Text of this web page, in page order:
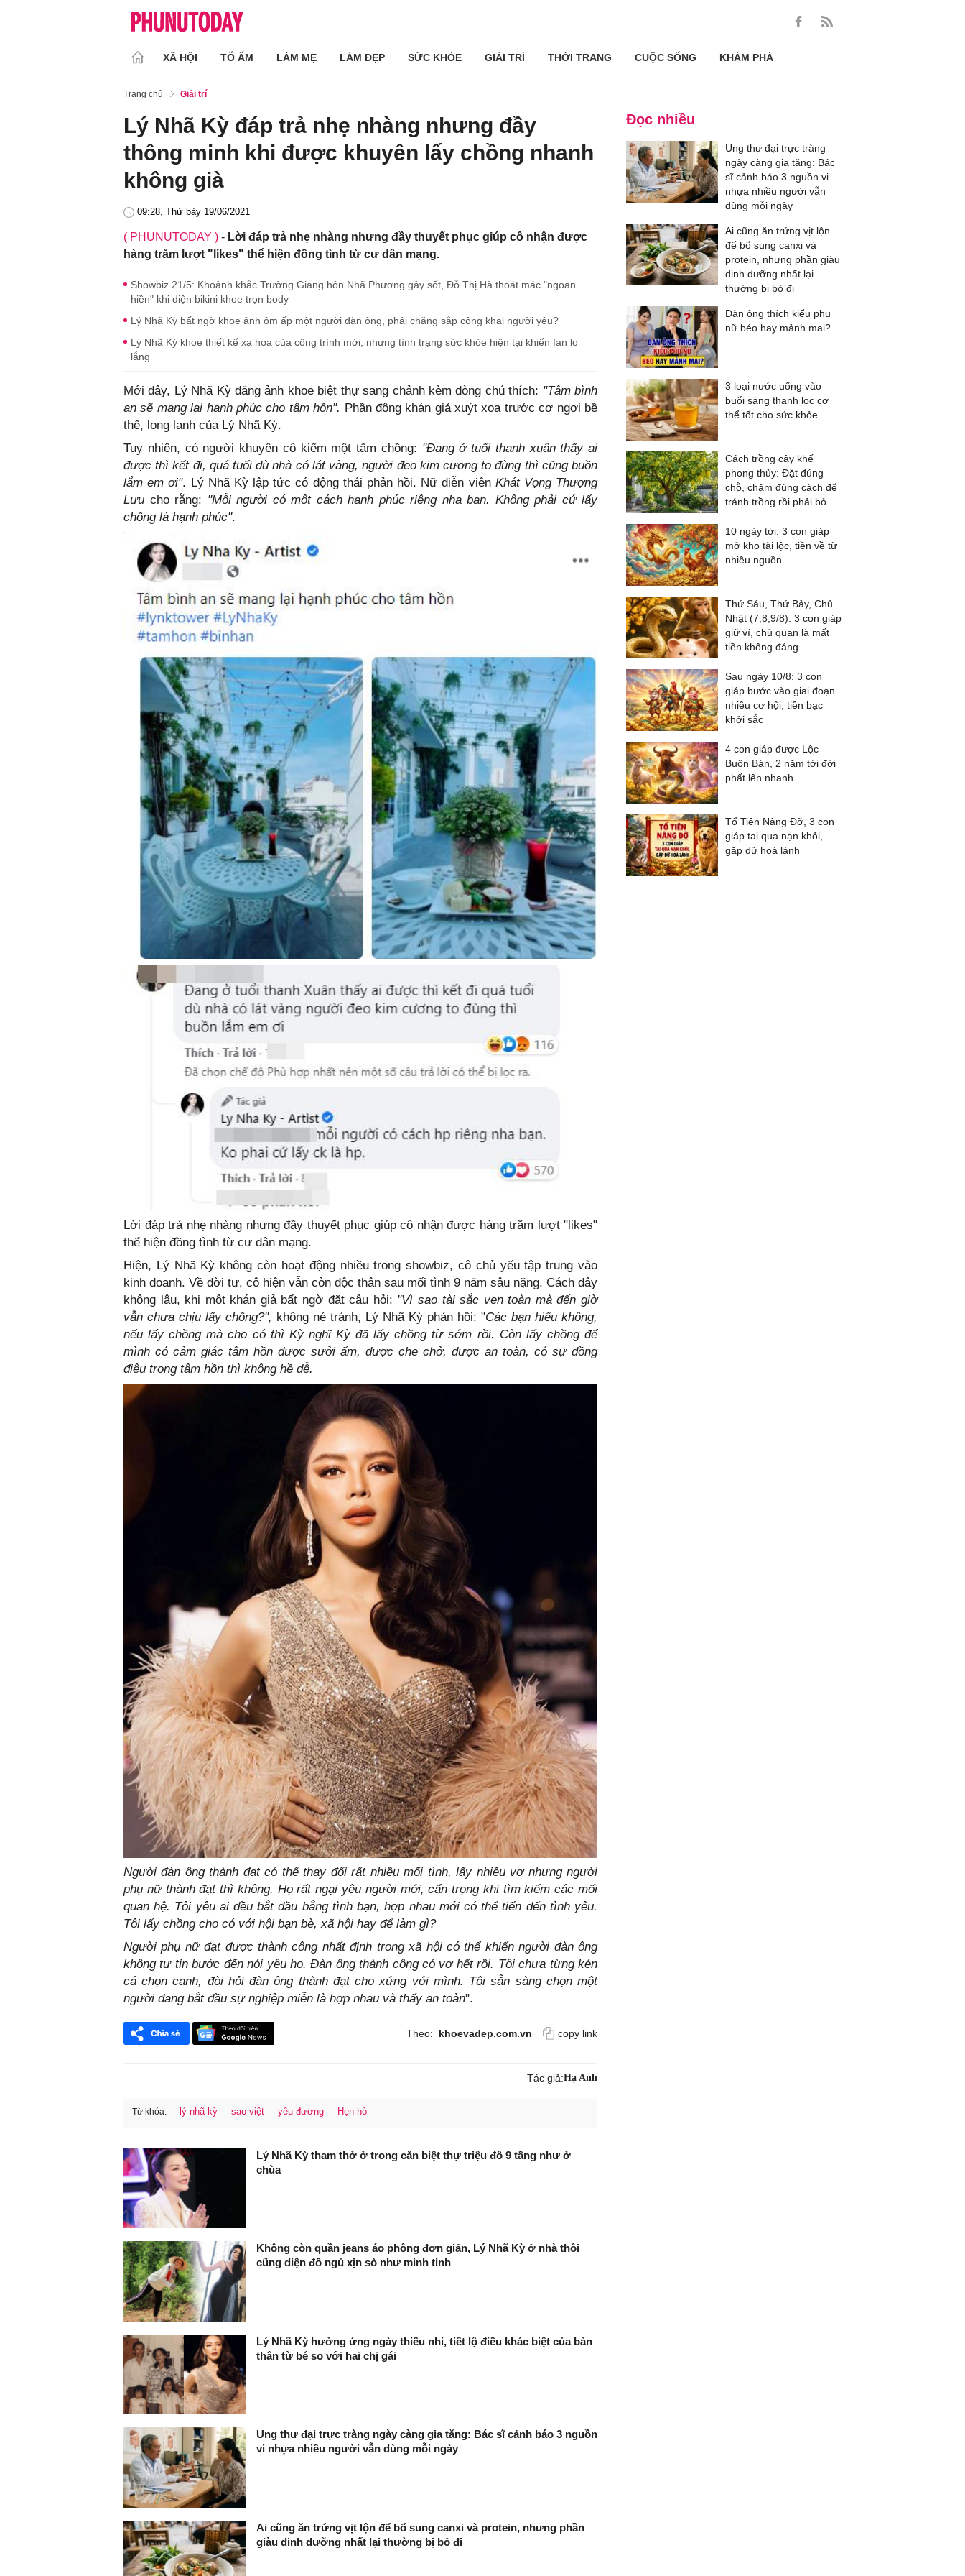
XÃ HỘI TỔ ẤM LÀM MẸ LÀM ĐẸP SỨC KHỎE GIẢI TRÍ THỜI TRANG CUỘC SỐNG KHÁM PHÁ
Trang chủ Giải trí
Lý Nhã Kỳ đáp trả nhẹ nhàng nhưng đầy
thông minh khi được khuyên lấy chồng nhanh
không già
09:28, Thứ bảy 19/06/2021
( PHUNUTODAY ) - Lời đáp trả nhẹ nhàng nhưng đầy thuyết phục giúp cô nhận được
hàng trăm lượt "likes" thể hiện đồng tình từ cư dân mạng.
Showbiz 21/5: Khoảnh khắc Trường Giang hôn Nhã Phương gây sốt, Đỗ Thị Hà thoát mác "ngoan
hiền" khi diện bikini khoe trọn body
Lý Nhã Kỳ bất ngờ khoe ảnh ôm ấp một người đàn ông, phải chăng sắp công khai người yêu?
Lý Nhã Kỳ khoe thiết kế xa hoa của công trình mới, nhưng tình trạng sức khỏe hiện tại khiến fan lo
lắng
Mới đây, Lý Nhã Kỳ đăng ảnh khoe biệt thự sang chảnh kèm dòng chú thích: "Tâm bình
an sẽ mang lại hạnh phúc cho tâm hồn". Phần đông khán giả xuýt xoa trước cơ ngơi bề
thế, long lanh của Lý Nhã Kỳ.
Tuy nhiên, có người khuyên cô kiếm một tấm chồng: "Đang ở tuổi thanh xuân thấy ai
được thì kết đi, quá tuổi dù nhà có lát vàng, người đeo kim cương to đùng thì cũng buồn
lắm em ơi". Lý Nhã Kỳ lập tức có động thái phản hồi. Nữ diễn viên Khát Vọng Thượng
Lưu cho rằng: "Mỗi người có một cách hạnh phúc riêng nha bạn. Không phải cứ lấy
chồng là hạnh phúc".
Lời đáp trả nhẹ nhàng nhưng đầy thuyết phục giúp cô nhận được hàng trăm lượt "likes"
thể hiện đồng tình từ cư dân mạng.
Hiện, Lý Nhã Kỳ không còn hoạt động nhiều trong showbiz, cô chủ yếu tập trung vào
kinh doanh. Về đời tư, cô hiện vẫn còn độc thân sau mối tình 9 năm sâu nặng. Cách đây
không lâu, khi một khán giả bất ngờ đặt câu hỏi: "Vì sao tài sắc vẹn toàn mà đến giờ
vẫn chưa chịu lấy chồng?", không né tránh, Lý Nhã Kỳ phản hồi: "Các bạn hiểu không,
nếu lấy chồng mà cho có thì Kỳ nghĩ Kỳ đã lấy chồng từ sớm rồi. Còn lấy chồng để
mình có cảm giác tâm hồn được sưởi ấm, được che chở, được an toàn, có sự đồng
điệu trong tâm hồn thì không hề dễ.
Người đàn ông thành đạt có thể thay đổi rất nhiều mối tình, lấy nhiều vợ nhưng người
phụ nữ thành đạt thì không. Họ rất ngại yêu người mới, cẩn trọng khi tìm kiếm các mối
quan hệ. Tôi yêu ai đều bắt đầu bằng tình bạn, hợp nhau mới có thể tiến đến tình yêu.
Tôi lấy chồng cho có với hội bạn bè, xã hội hay để làm gì?
Người phụ nữ đạt được thành công nhất định trong xã hội có thể khiến người đàn ông
không tự tin bước đến nói yêu họ. Đàn ông thành công có vợ hết rồi. Tôi chưa từng kén
cá chọn canh, đòi hỏi đàn ông thành đạt cho xứng với mình. Tôi sẵn sàng chọn một
người đang bắt đầu sự nghiệp miễn là hợp nhau và thấy an toàn".
Theo: khoevadep.com.vn copy link
Tác giả:Hạ Anh
Từ khóa: lý nhã kỳ sao việt yêu đương Hẹn hò
Lý Nhã Kỳ tham thở ở trong căn biệt thự triệu đô 9 tầng như ở
chùa
Không còn quần jeans áo phông đơn giản, Lý Nhã Kỳ ở nhà thôi
cũng diện đồ ngủ xịn sò như minh tinh
Lý Nhã Kỳ hưởng ứng ngày thiếu nhi, tiết lộ điều khác biệt của bản
thân từ bé so với hai chị gái
Ung thư đại trực tràng ngày càng gia tăng: Bác sĩ cảnh báo 3 nguồn
vi nhựa nhiều người vẫn dùng mỗi ngày
Ai cũng ăn trứng vịt lộn để bổ sung canxi và protein, nhưng phần
giàu dinh dưỡng nhất lại thường bị bỏ đi
Đọc nhiều
Ung thư đại trực tràng
ngày càng gia tăng: Bác
sĩ cảnh báo 3 nguồn vi
nhựa nhiều người vẫn
dùng mỗi ngày
Ai cũng ăn trứng vịt lộn
để bổ sung canxi và
protein, nhưng phần giàu
dinh dưỡng nhất lại
thường bị bỏ đi
Đàn ông thích kiểu phụ
nữ béo hay mảnh mai?
3 loại nước uống vào
buổi sáng thanh lọc cơ
thể tốt cho sức khỏe
Cách trồng cây khế
phong thủy: Đặt đúng
chỗ, chăm đúng cách để
tránh trồng rồi phải bỏ
10 ngày tới: 3 con giáp
mở kho tài lộc, tiền về từ
nhiều nguồn
Thứ Sáu, Thứ Bảy, Chủ
Nhật (7,8,9/8): 3 con giáp
giữ ví, chủ quan là mất
tiền không đáng
Sau ngày 10/8: 3 con
giáp bước vào giai đoạn
nhiều cơ hội, tiền bạc
khởi sắc
4 con giáp được Lộc
Buôn Bán, 2 năm tới đời
phất lên nhanh
Tổ Tiên Nâng Đỡ, 3 con
giáp tai qua nạn khỏi,
gặp dữ hoá lành